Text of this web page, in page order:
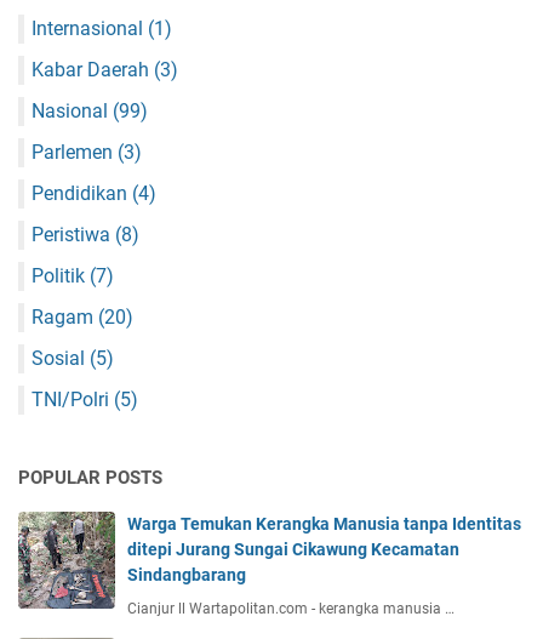
Internasional (1)
Kabar Daerah (3)
Nasional (99)
Parlemen (3)
Pendidikan (4)
Peristiwa (8)
Politik (7)
Ragam (20)
Sosial (5)
TNI/Polri (5)
POPULAR POSTS
Warga Temukan Kerangka Manusia tanpa Identitas
ditepi Jurang Sungai Cikawung Kecamatan
Sindangbarang
Cianjur ll Wartapolitan.com - kerangka manusia …